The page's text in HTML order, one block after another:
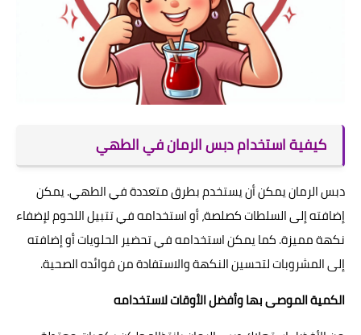
كيفية استخدام دبس الرمان في الطهي
دبس الرمان يمكن أن يستخدم بطرق متعددة في الطهي. يمكن
إضافته إلى السلطات كصلصة، أو استخدامه في تتبيل اللحوم لإضفاء
نكهة مميزة. كما يمكن استخدامه في تحضير الحلويات أو إضافته
إلى المشروبات لتحسين النكهة والاستفادة من فوائده الصحية.
الكمية الموصى بها وأفضل الأوقات لاستخدامه